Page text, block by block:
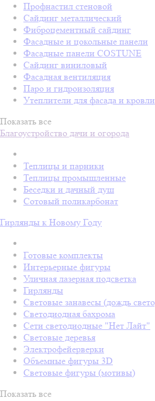
Профнастил стеновой
Сайдинг металлический
Фиброцементный сайдинг
Фасадные и цокольные панели
Фасадные панели COSTUNE
Сайдинг виниловый
Фасадная вентиляция
Паро и гидроизоляция
Утеплители для фасада и кровли
Показать все
Благоустройство дачи и огорода
Теплицы и парники
Теплицы промышленные
Беседки и дачный душ
Сотовый поликарбонат
Гирлянды к Новому Году
Готовые комплекты
Интерьерные фигуры
Уличная лазерная подсветка
Гирлянды
Световые занавесы (дождь
Светодиодная бахрома
Сети светодиодные "Нет Лайт"
Световые деревья
Электрофейерверки
Объемные фигуры 3D
Световые фигуры (мотивы)
Показать все